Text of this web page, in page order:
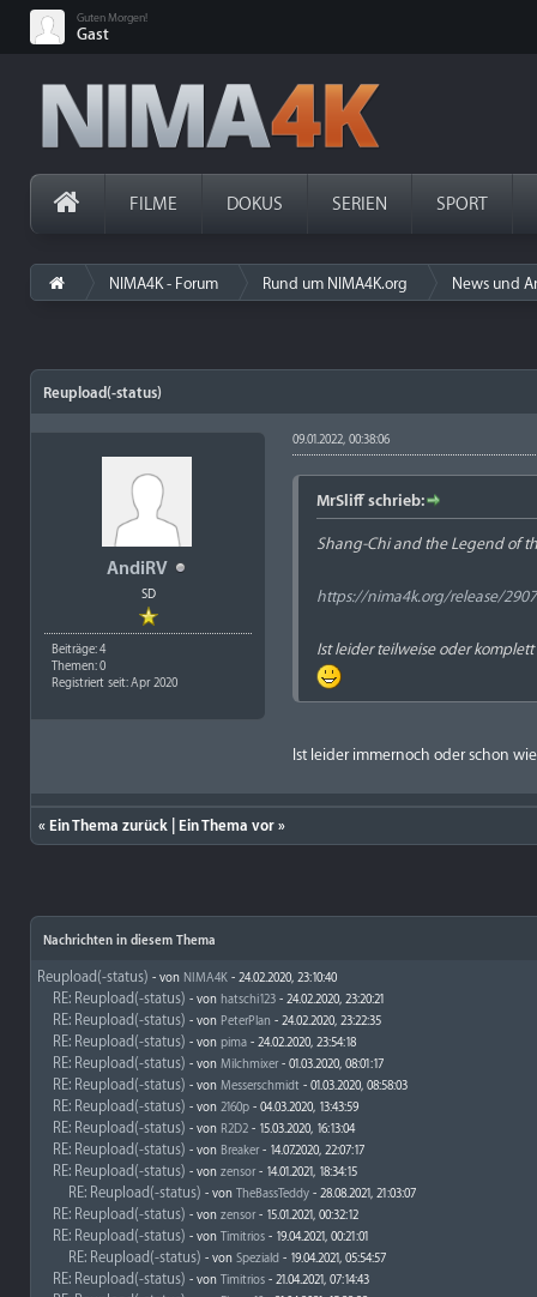
Guten Morgen!
Gast
FILME DOKUS SERIEN SPORT
NIMA4K - Forum Rund um NIMA4K.org News und
Reupload(-status)
AndiRV
SD
Beiträge: 4
Themen: 0
Registriert seit: Apr 2020
09.01.2022, 00:38:06
MrSliff schrieb:
Shang-Chi and the Legend of
https://nima4k.org/release/
Ist leider teilweise oder
Ist leider immernoch oder schon
« Ein Thema zurück Ein Thema vor »
Nachrichten in diesem Thema
Reupload(-status) - von NIMA4K - 24.02.2020, 23:10:40
RE: Reupload(-status) - von hatschi123 - 24.02.2020, 23:20:21
RE: Reupload(-status) - von PeterPlan - 24.02.2020, 23:22:35
RE: Reupload(-status) - von pima - 24.02.2020, 23:54:18
RE: Reupload(-status) - von Milchmixer- 01.03.2020, 08:01:17
RE: Reupload(-status) - von Messerschmidt - 01.03.2020, 08:58:03
RE: Reupload(-status) - von 2160p - 04.03.2020, 13:43:59
RE: Reupload(-status) - von R2D2 - 15.03.2020, 16:13:04
RE: Reupload(-status) - von Breaker- 14.07.2020, 22:07:17
RE: Reupload(-status) - von zensor- 14.01.2021, 18:34:15
RE: Reupload(-status) - von TheBassTeddy - 28.08.2021, 21:03:07
RE: Reupload(-status) - von zensor- 15.01.2021, 00:32:12
RE: Reupload(-status) - von Timitrios - 19.04.2021, 00:21:01
RE: Reupload(-status) - von Speziald - 19.04.2021, 05:54:57
RE: Reupload(-status) - von Timitrios - 21.04.2021, 07:14:43